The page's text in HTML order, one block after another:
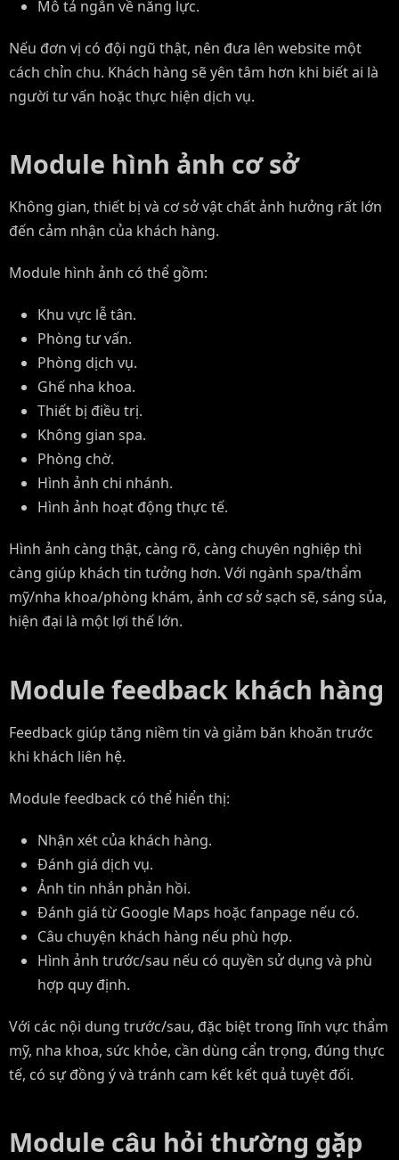
Mô tả ngắn về năng lực.
Nếu đơn vị có đội ngũ thật, nên đưa lên website một
cách chỉn chu. Khách hàng sẽ yên tâm hơn khi biết ai là
người tư vấn hoặc thực hiện dịch vụ.
Module hình ảnh cơ sở
Không gian, thiết bị và cơ sở vật chất ảnh hưởng rất lớn
đến cảm nhận của khách hàng.
Module hình ảnh có thể gồm:
Khu vực lễ tân.
Phòng tư vấn.
Phòng dịch vụ.
Ghế nha khoa.
Thiết bị điều trị.
Không gian spa.
Phòng chờ.
Hình ảnh chi nhánh.
Hình ảnh hoạt động thực tế.
Hình ảnh càng thật, càng rõ, càng chuyên nghiệp thì
càng giúp khách tin tưởng hơn. Với ngành spa/thẩm
mỹ/nha khoa/phòng khám, ảnh cơ sở sạch sẽ, sáng sủa,
hiện đại là một lợi thế lớn.
Module feedback khách hàng
Feedback giúp tăng niềm tin và giảm băn khoăn trước
khi khách liên hệ.
Module feedback có thể hiển thị:
Nhận xét của khách hàng.
Đánh giá dịch vụ.
Ảnh tin nhắn phản hồi.
Đánh giá từ Google Maps hoặc fanpage nếu có.
Câu chuyện khách hàng nếu phù hợp.
Hình ảnh trước/sau nếu có quyền sử dụng và phù
hợp quy định.
Với các nội dung trước/sau, đặc biệt trong lĩnh vực thẩm
mỹ, nha khoa, sức khỏe, cần dùng cẩn trọng, đúng thực
tế, có sự đồng ý và tránh cam kết kết quả tuyệt đối.
Module câu hỏi thường gặp